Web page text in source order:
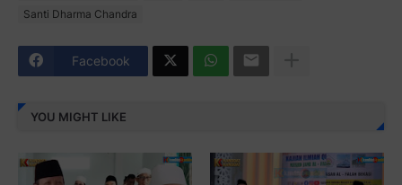
Santi Dharma Chandra
Facebook
YOU MIGHT LIKE